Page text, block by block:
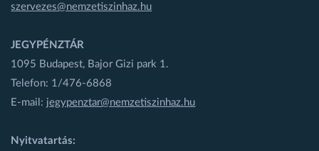
szervezes@nemzetiszinhaz.hu
JEGYPÉNZTÁR
1095 Budapest, Bajor Gizi park 1.
Telefon: 1/476-6868
E-mail: jegypenztar@nemzetiszinhaz.hu
Nyitvatartás: